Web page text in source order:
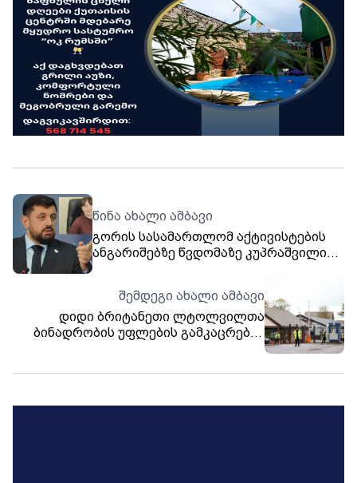
წინა ახალი ამბავი
გორის სასამართლომ აქტივისტების
ანგარიშებზე წვდომაზე კუპრაშვილის
შემდეგი ახალი ამბავი
დიდი ბრიტანეთი ლტოლვილთა
ბინადრობის უფლების გამკაცრებას